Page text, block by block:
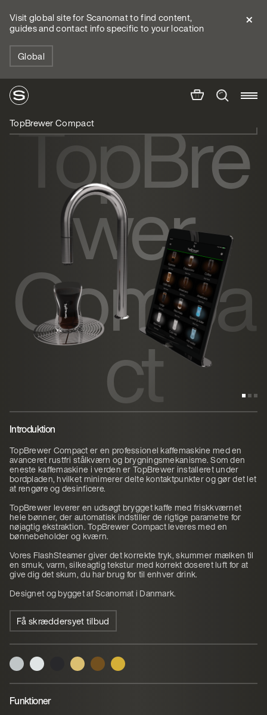
Visit global site for Scanomat to find content,
guides and contact info specific to your location
Global
TopBrewer Compact
TopBre
wer
Compa
ct
Introduktion
TopBrewer Compact er en professionel kaffemaskine med en
avanceret rustfri stålkværn og brygningsmekanisme. Som den
eneste kaffemaskine i verden er TopBrewer installeret under
bordpladen, hvilket minimerer delte kontaktpunkter og gør det let
at rengøre og desinficere.
TopBrewer leverer en udsøgt brygget kaffe med friskkværnet
hele bønner, der automatisk indstiller de rigtige parametre for
nøjagtig ekstraktion. TopBrewer Compact leveres med en
bønnebeholder og kværn.
Vores FlashSteamer giver det korrekte tryk, skummer mælken til
en smuk, varm, silkeagtig tekstur med korrekt doseret luft for at
give dig det skum, du har brug for til enhver drink.
Designet og bygget af Scanomat i Danmark.
Få skræddersyet tilbud
Funktioner